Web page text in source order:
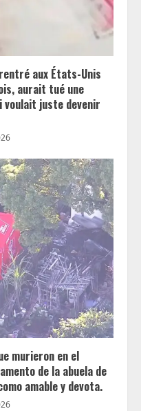
aux États-Unis
aurait tué une
voulait juste devenir
murieron en el
de la abuela de
amable y devota.